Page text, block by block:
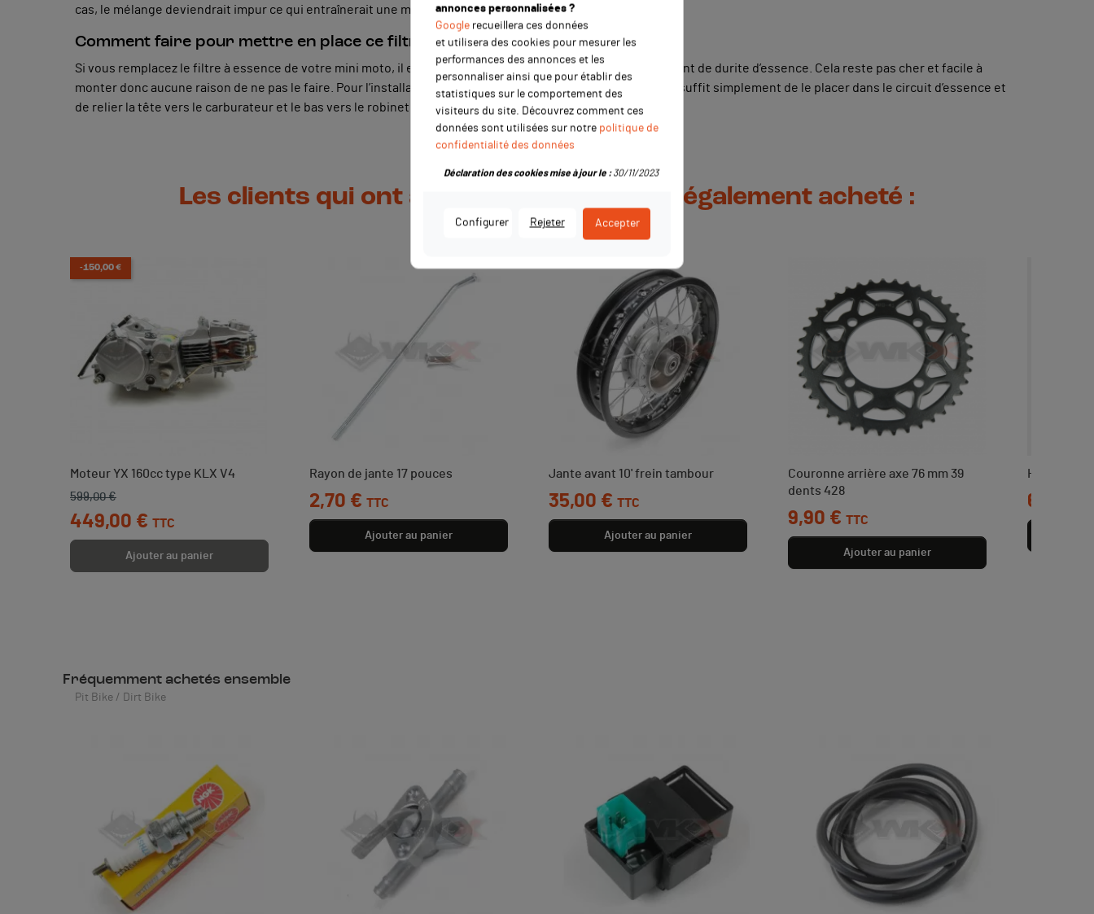
cas, le mélange deviendrait impur ce qui entraînerait une mauvaise combustion.
Comment faire pour mettre en place ce filtre à essence sur une mini moto ?
Si vous remplacez le filtre à essence de votre mini moto, il est fortement recommandé de changer également de durite d’essence. Cela reste pas cher et facile à
monter donc aucune raison de ne pas le faire. Pour l’installation du filtre à essence, c’est élémentaire car il suffit simplement de le placer dans le circuit d’essence et
de relier la tête vers le carburateur et le bas vers le robinet.
Les clients qui ont acheté ce produit ont également acheté :
-150,00 €
Moteur YX 160cc type KLX V4
Prix de base
599,00 €
Prix
449,00 € TTC
Ajouter au panier
Rayon de jante 17 pouces
Prix
2,70 € TTC
Ajouter au panier
Jante avant 10' frein tambour
Prix
35,00 € TTC
Ajouter au panier
Couronne arrière axe 76 mm 39
dents 428
Prix
9,90 € TTC
Ajouter au panier
Housse de
Prix
6,90 €
Fréquemment achetés ensemble
Pit Bike / Dirt Bike
annonces personnalisées ?
Google recueillera ces données
et utilisera des cookies pour mesurer les
performances des annonces et les
personnaliser ainsi que pour établir des
statistiques sur le comportement des
visiteurs du site. Découvrez comment ces
données sont utilisées sur notre politique de
confidentialité des données
Configurer Rejeter Accepter
Déclaration des cookies mise à jour le :30/11/2023